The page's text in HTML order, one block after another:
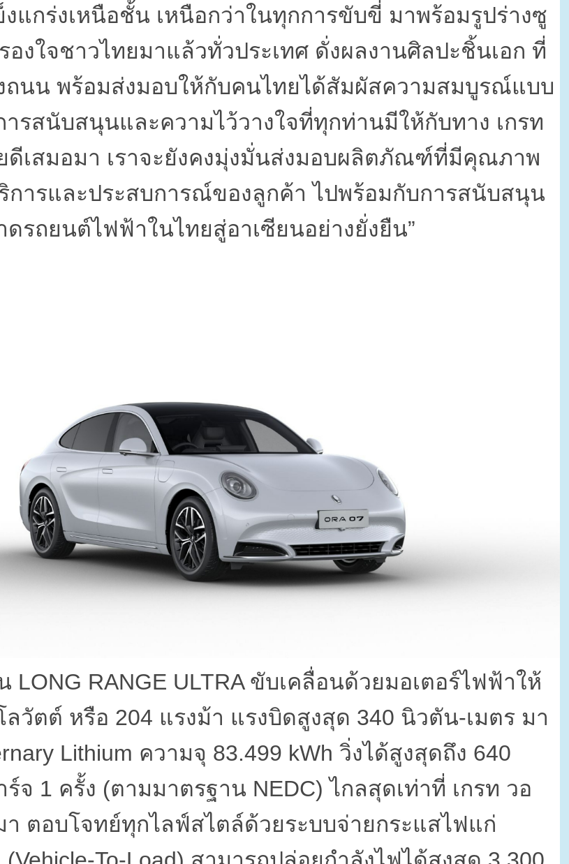
แกร่งเหนือชั้น เหนือกว่าในทุกการขับขี่ มาพร้อมรูปร่างซู
องใจชาวไทยมาแล้วทั่วประเทศ ดั่งผลงานศิลปะชิ้นเอก ที่
นน พร้อมส่งมอบให้กับคนไทยได้สัมผัสความสมบูรณ์แบบ
รสนับสนุนและความไว้วางใจที่ทุกท่านมีให้กับทาง เกรท
ดีเสมอมา เราจะยังคงมุ่งมั่นส่งมอบผลิตภัณฑ์ที่มีคุณภาพ
การและประสบการณ์ของลูกค้า ไปพร้อมกับการสนับสนุน
ดรถยนต์ไฟฟ้าในไทยสู่อาเซียนอย่างยั่งยืน”
LONG RANGE ULTRA ขับเคลื่อนด้วยมอเตอร์ไฟฟ้าให้
ลวัตต์ หรือ 204 แรงม้า แรงบิดสูงสุด 340 นิวตัน-เมตร มา
Lithium ความจุ 83.499 kWh วิ่งได้สูงสุดถึง 640
ร์จ 1 ครั้ง (ตามมาตรฐาน NEDC)ไกลสุดเท่าที่ เกรท วอ
า ตอบโจทย์ทุกไลฟ์สไตล์ด้วยระบบจ่ายกระแสไฟแก่